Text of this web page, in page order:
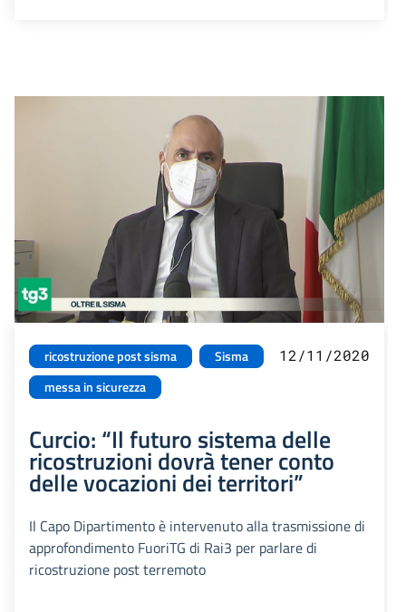
ricostruzione post sisma
Sisma
messa in sicurezza
12/11/2020
Curcio: “Il futuro sistema delle
ricostruzioni dovrà tener conto
delle vocazioni dei territori”
Il Capo Dipartimento è intervenuto alla trasmissione di
approfondimento FuoriTG di Rai3 per parlare di
ricostruzione post terremoto